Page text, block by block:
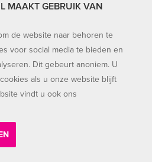
MAAKT GEBRUIK VAN
de website naar behoren te
voor social media te bieden en
Dit gebeurt anoniem. U
als u onze website blijft
vindt u ook ons